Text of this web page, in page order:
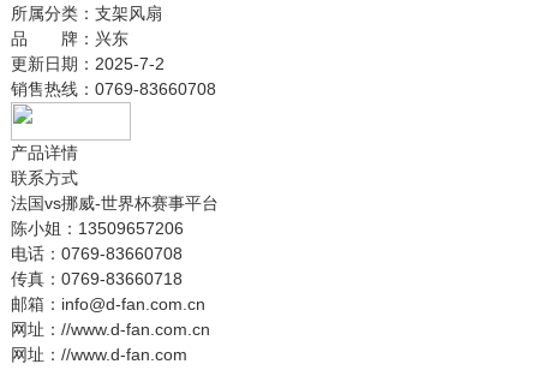
所属分类： 支架风扇
品 牌： 兴东
更新日期： 2025-7-2
销售热线： 0769-83660708
产品详情
联系方式
法国vs挪威-世界杯赛事平台
陈小姐：13509657206
电话：0769-83660708
传真：0769-83660718
邮箱：info@d-fan.com.cn
网址：//www.d-fan.com.cn
网址：//www.d-fan.com